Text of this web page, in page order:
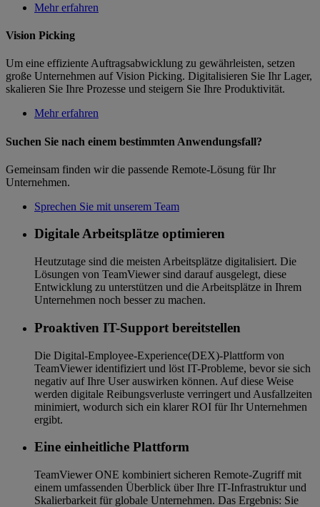
Mehr erfahren
Vision Picking
Um eine effiziente Auftragsabwicklung zu gewährleisten, setzen
große Unternehmen auf Vision Picking. Digitalisieren Sie Ihr Lager,
skalieren Sie Ihre Prozesse und steigern Sie Ihre Produktivität.
Mehr erfahren
Suchen Sie nach einem bestimmten Anwendungsfall?
Gemeinsam finden wir die passende Remote-Lösung für Ihr
Unternehmen.
Sprechen Sie mit unserem Team
Digitale Arbeitsplätze optimieren
Heutzutage sind die meisten Arbeitsplätze digitalisiert. Die
Lösungen von TeamViewer sind darauf ausgelegt, diese
Entwicklung zu unterstützen und die Arbeitsplätze in Ihrem
Unternehmen noch besser zu machen.
Proaktiven IT-Support bereitstellen
Die Digital-Employee-Experience(DEX)-Plattform von
TeamViewer identifiziert und löst IT-Probleme, bevor sie sich
negativ auf Ihre User auswirken können. Auf diese Weise
werden digitale Reibungsverluste verringert und Ausfallzeiten
minimiert, wodurch sich ein klarer ROI für Ihr Unternehmen
ergibt.
Eine einheitliche Plattform
TeamViewer ONE kombiniert sicheren Remote-Zugriff mit
einem umfassenden Überblick über Ihre IT-Infrastruktur und
Skalierbarkeit für globale Unternehmen. Das Ergebnis: Sie